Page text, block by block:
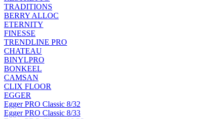
TRADITIONS
BERRY ALLOC
ETERNITY
FINESSE
TRENDLINE PRO
CHATEAU
BINYLPRO
BONKEEL
CAMSAN
CLIX FLOOR
EGGER
Egger PRO Classic 8/32
Egger PRO Classic 8/33